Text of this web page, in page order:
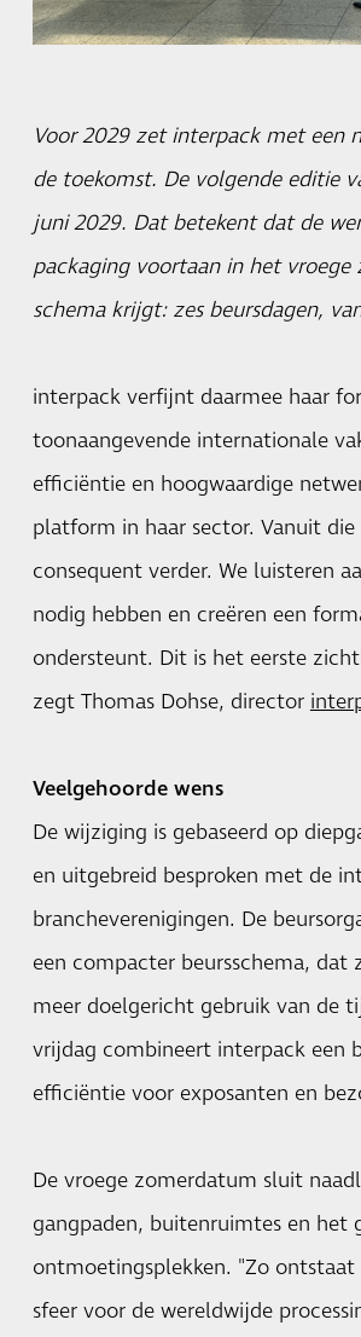
Voor 2029 zet interpack met een
de toekomst. De volgende editie
juni 2029. Dat betekent dat de
packaging voortaan in het
schema krijgt: zes beursdagen,
interpack verfijnt daarmee haar
toonaangevende internationale
efficiëntie en hoogwaardige
platform in haar sector. Vanuit
consequent verder. We luisteren
nodig hebben en creëren een
ondersteunt. Dit is het eerste
zegt Thomas Dohse, director
Veelgehoorde wens
De wijziging is gebaseerd op
en uitgebreid besproken met de
brancheverenigingen. De
een compacter beursschema,
meer doelgericht gebruik van de
vrijdag combineert interpack een
efficiëntie voor exposanten en
De vroege zomerdatum sluit
gangpaden, buitenruimtes en het
ontmoetingsplekken. "Zo
sfeer voor de wereldwijde